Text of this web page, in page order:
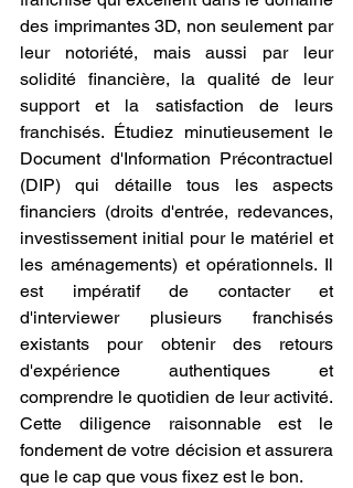
des imprimantes 3D, non seulement par
leur notoriété, mais aussi par leur
solidité financière, la qualité de leur
support et la satisfaction de leurs
franchisés. Étudiez minutieusement le
Document d'Information Précontractuel
(DIP) qui détaille tous les aspects
financiers (droits d'entrée, redevances,
investissement initial pour le matériel et
les aménagements) et opérationnels. Il
est impératif de contacter et
d'interviewer plusieurs franchisés
existants pour obtenir des retours
d'expérience authentiques et
comprendre le quotidien de leur activité.
Cette diligence raisonnable est le
fondement de votre décision et assurera
que le cap que vous fixez est le bon.